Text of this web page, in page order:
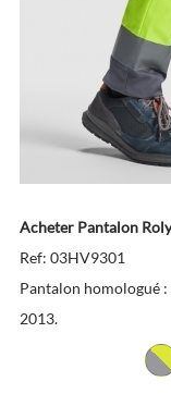
Acheter Pantalon
Ref: 03HV9301
Pantalon homologué
2013.